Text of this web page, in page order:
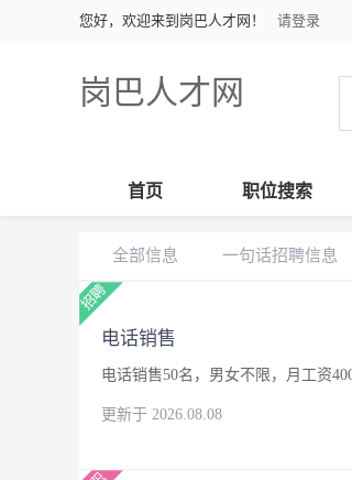
您好，欢迎来到岗巴人才网！ 请登录
岗巴人才网
首页 职位搜索
全部信息 一句话招聘信息
电话销售
电话销售50名，男女不限，月工资
更新于 2026.08.08